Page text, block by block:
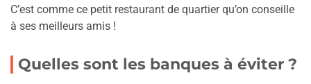
C’est comme ce petit restaurant de quartier qu’on conseille
à ses meilleurs amis !
Quelles sont les banques à éviter ?